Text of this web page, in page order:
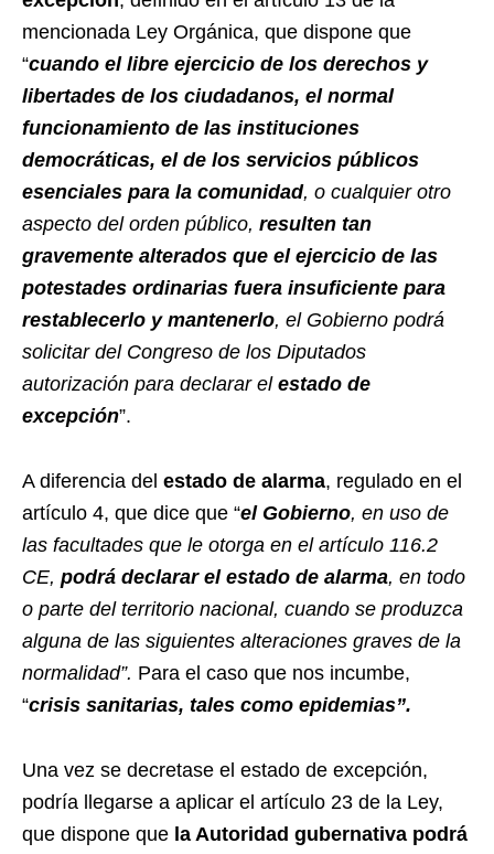
mencionada Ley Orgánica, que dispone que
“cuando el libre ejercicio de los derechos y
libertades de los ciudadanos, el normal
funcionamiento de las instituciones
democráticas, el de los servicios públicos
esenciales para la comunidad, o cualquier otro
aspecto del orden público, resulten tan
gravemente alterados que el ejercicio de las
potestades ordinarias fuera insuficiente para
restablecerlo y mantenerlo, el Gobierno podrá
solicitar del Congreso de los Diputados
autorización para declarar el estado de
excepción”.
A diferencia del estado de alarma, regulado en el
artículo 4, que dice que “el Gobierno, en uso de
las facultades que le otorga en el artículo 116.2
CE, podrá declarar el estado de alarma, en todo
o parte del territorio nacional, cuando se produzca
alguna de las siguientes alteraciones graves de la
normalidad”. Para el caso que nos incumbe,
“crisis sanitarias, tales como epidemias”.
Una vez se decretase el estado de excepción,
podría llegarse a aplicar el artículo 23 de la Ley,
que dispone que la Autoridad gubernativa podrá